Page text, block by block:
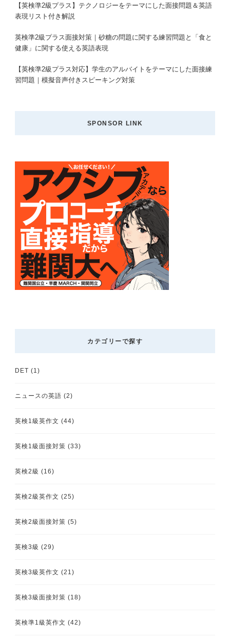
【英検準2級プラス】テクノロジーをテーマにした面接問題＆英語
表現リスト付き解説
英検準2級プラス面接対策｜砂糖の問題に関する練習問題と「食と
健康」に関する使える英語表現
【英検準2級プラス対応】学生のアルバイトをテーマにした面接練
習問題｜模擬音声付きスピーキング対策
SPONSOR LINK
カテゴリーで探す
DET (1)
ニュースの英語 (2)
英検1級英作文 (44)
英検1級面接対策 (33)
英検2級 (16)
英検2級英作文 (25)
英検2級面接対策 (5)
英検3級 (29)
英検3級英作文 (21)
英検3級面接対策 (18)
英検準1級英作文 (42)